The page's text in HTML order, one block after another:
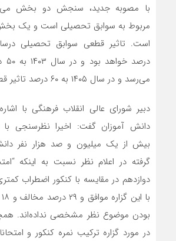
با مصوبه جدید، سنجش دو بخش
مربوط به سوابق تحصیلی است و یک
می‌رسد و در سال ۱۴۰۵ به ۶۰ درصد تاثیر قطعی خواهد رسید.
دبیر شورای عالی انقلاب فرهنگی با
دانش آموزان گفت: اخیرا نظرسنجی
بیش از یک میلیون و صد هزار نفر
گرفته در اعلام نظر نسبت به اینکه
بودن موضوع نظر مشخصی نداده‌اند.
در مورد گزاره ترکیب نمره کنکور و